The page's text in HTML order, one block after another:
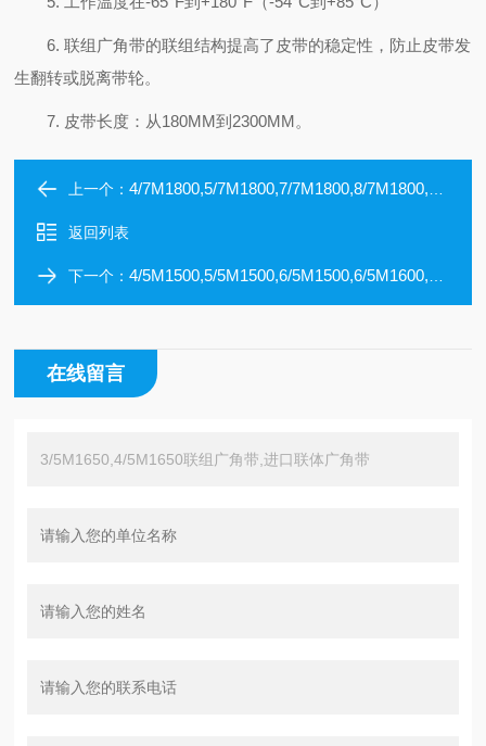
6. 联组广角带的联组结构提高了皮带的稳定性，防止皮带发
生翻转或脱离带轮。
7. 皮带长度：从180MM到2300MM。
上一个：4/7M1800,5/7M1800,7/7M1800,8/7M1800,2/7M1850进口联组广角带
返回列表
下一个：4/5M1500,5/5M1500,6/5M1500,6/5M1600,2/5M1650进口联组广角带
在线留言